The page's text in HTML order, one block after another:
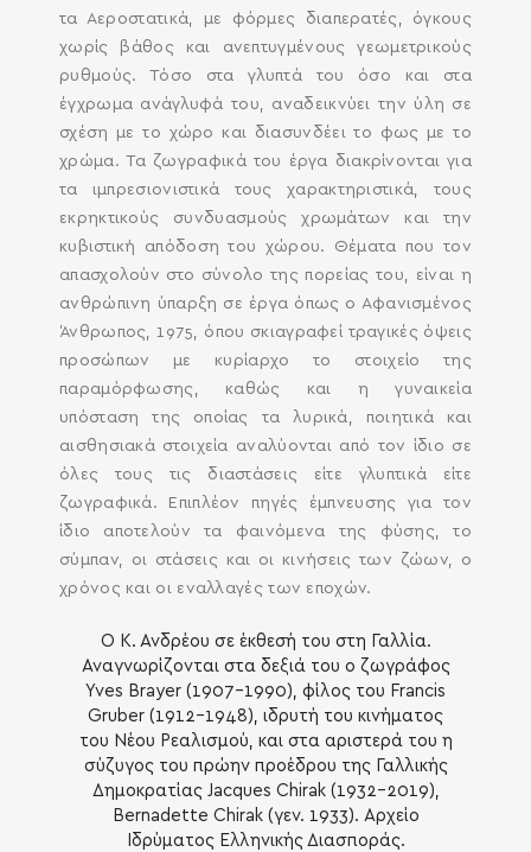
τα Αεροστατικά, με φόρμες διαπερατές, όγκους
χωρίς βάθος και ανεπτυγμένους γεωμετρικούς
ρυθμούς. Τόσο στα γλυπτά του όσο και στα
έγχρωμα ανάγλυφά του, αναδεικνύει την ύλη σε
σχέση με το χώρο και διασυνδέει το φως με το
χρώμα. Τα ζωγραφικά του έργα διακρίνονται για
τα ιμπρεσιονιστικά τους χαρακτηριστικά, τους
εκρηκτικούς συνδυασμούς χρωμάτων και την
κυβιστική απόδοση του χώρου. Θέματα που τον
απασχολούν στο σύνολο της πορείας του, είναι η
ανθρώπινη ύπαρξη σε έργα όπως ο Αφανισμένος
Άνθρωπος, 1975, όπου σκιαγραφεί τραγικές όψεις
προσώπων με κυρίαρχο το στοιχείο της
παραμόρφωσης, καθώς και η γυναικεία
υπόσταση της οποίας τα λυρικά, ποιητικά και
αισθησιακά στοιχεία αναλύονται από τον ίδιο σε
όλες τους τις διαστάσεις είτε γλυπτικά είτε
ζωγραφικά. Επιπλέον πηγές έμπνευσης για τον
ίδιο αποτελούν τα φαινόμενα της φύσης, το
σύμπαν, οι στάσεις και οι κινήσεις των ζώων, ο
χρόνος και οι εναλλαγές των εποχών.
Ο Κ. Ανδρέου σε έκθεσή του στη Γαλλία.
Αναγνωρίζονται στα δεξιά του ο ζωγράφος
Yves Brayer (1907-1990), φίλος του Francis
Gruber (1912-1948), ιδρυτή του κινήματος
του Νέου Ρεαλισμού, και στα αριστερά του η
σύζυγος του πρώην προέδρου της Γαλλικής
Δημοκρατίας Jacques Chirak (1932-2019),
Bernadette Chirak (γεν. 1933). Αρχείο
Ιδρύματος Ελληνικής Διασποράς.